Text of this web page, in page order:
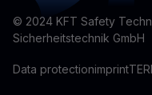
© 2024 KFT Safety
Sicherheitstechnik GmbH
Data protectionimprint